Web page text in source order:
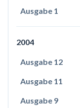
Ausgabe 1
2004
Ausgabe 12
Ausgabe 11
Ausgabe 9